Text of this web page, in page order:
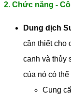
2. Chức năng -
Dung dịch
cần thiết cho
canh và thủy
của nó có thể
Cung